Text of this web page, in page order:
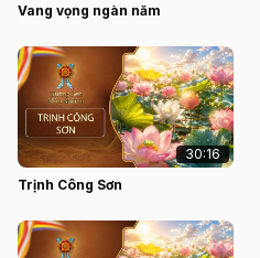
Vang vọng ngàn năm
30:16
Trịnh Công Sơn